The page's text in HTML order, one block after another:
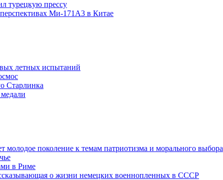
турецкую прессу
перспективах Ми-171А3 в Китае
летных испытаний
Старлинка
поколение к темам патриотизма и морального выбора
в Риме
о жизни немецких военнопленных в СССР